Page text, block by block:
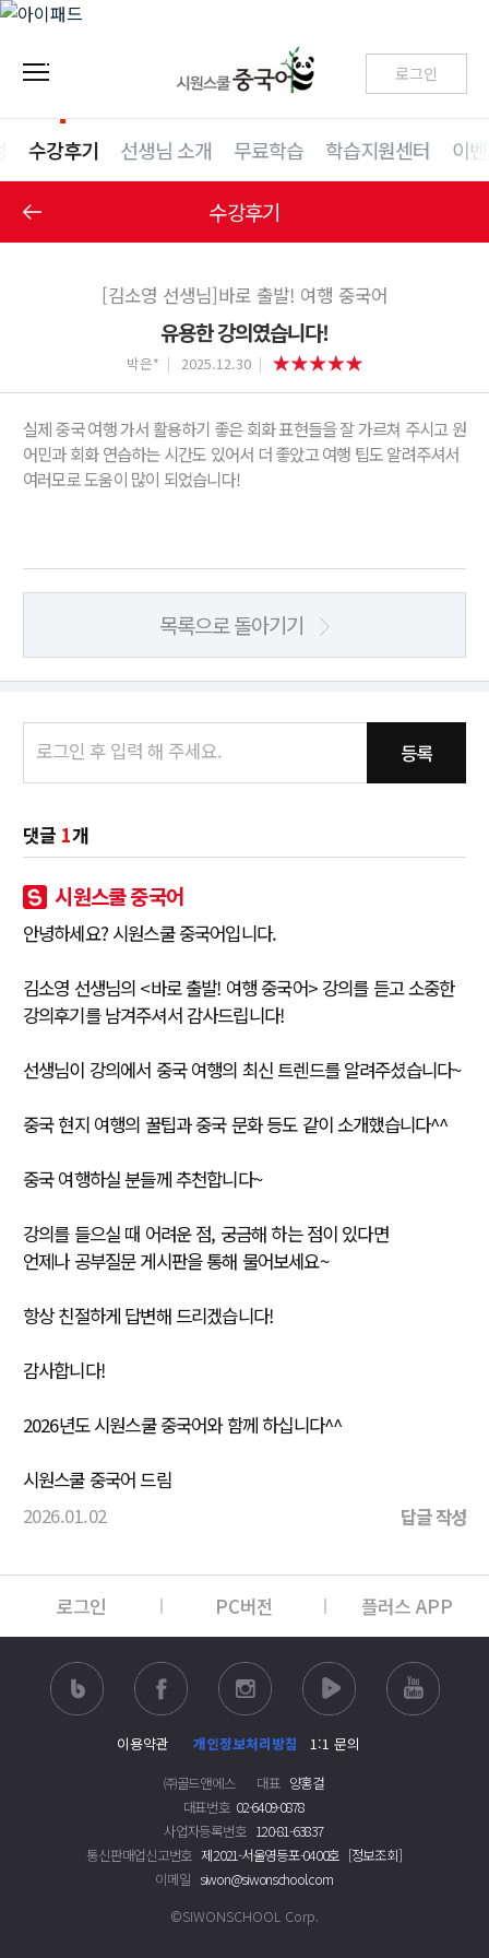
로그인
수강후기 선생님 소개 무료학습 학습지원센터 이
수강후기
[김소영 선생님]바로 출발! 여행 중국어
유용한 강의였습니다!
박은* 2025.12.30
실제 중국 여행 가서 활용하기 좋은 회화 표현들을 잘 가르쳐 주시고 원
어민과 회화 연습하는 시간도 있어서 더 좋았고 여행 팁도 알려주셔서
여러모로 도움이 많이 되었습니다!
목록으로 돌아기기
등록
댓글 1개
시원스쿨 중국어
안녕하세요? 시원스쿨 중국어입니다.
김소영 선생님의 <바로 출발! 여행 중국어> 강의를 듣고 소중한
강의후기를 남겨주셔서 감사드립니다!
선생님이 강의에서 중국 여행의 최신 트렌드를 알려주셨습니다~
중국 현지 여행의 꿀팁과 중국 문화 등도 같이 소개했습니다^^
중국 여행하실 분들께 추천합니다~
강의를 들으실 때 어려운 점, 궁금해 하는 점이 있다면
언제나 공부질문 게시판을 통해 물어보세요~
항상 친절하게 답변해 드리겠습니다!
감사합니다!
2026년도 시원스쿨 중국어와 함께 하십니다^^
시원스쿨 중국어 드림
2026.01.02
답글 작성
로그인 PC버전 플러스 APP
이용약관 개인정보처리방침
1:1 문의
㈜골드앤에스
대표 양홍걸
대표번호 02-6409-0878
사업자등록번호 120-81-63837
통신판매업신고번호 제2021-서울영등포-0400호 [정보조회]
이메일 siwon@siwonschool.com
©SIWONSCHOOL Corp.